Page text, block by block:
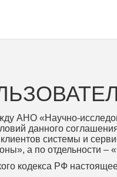
АНО «Научно-
данного
системы и
а по отдельности –
кодекса РФ